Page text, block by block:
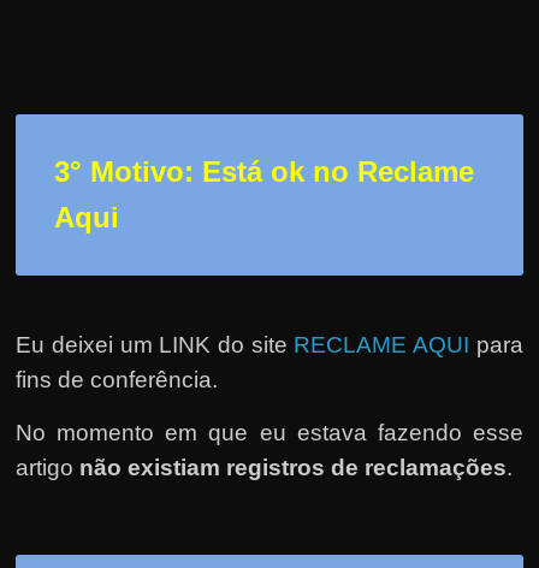
3° Motivo: Está ok no Reclame
Aqui
Eu deixei um LINK do site RECLAME AQUI para
fins de conferência.
No momento em que eu estava fazendo esse
artigo não existiam registros de reclamações.